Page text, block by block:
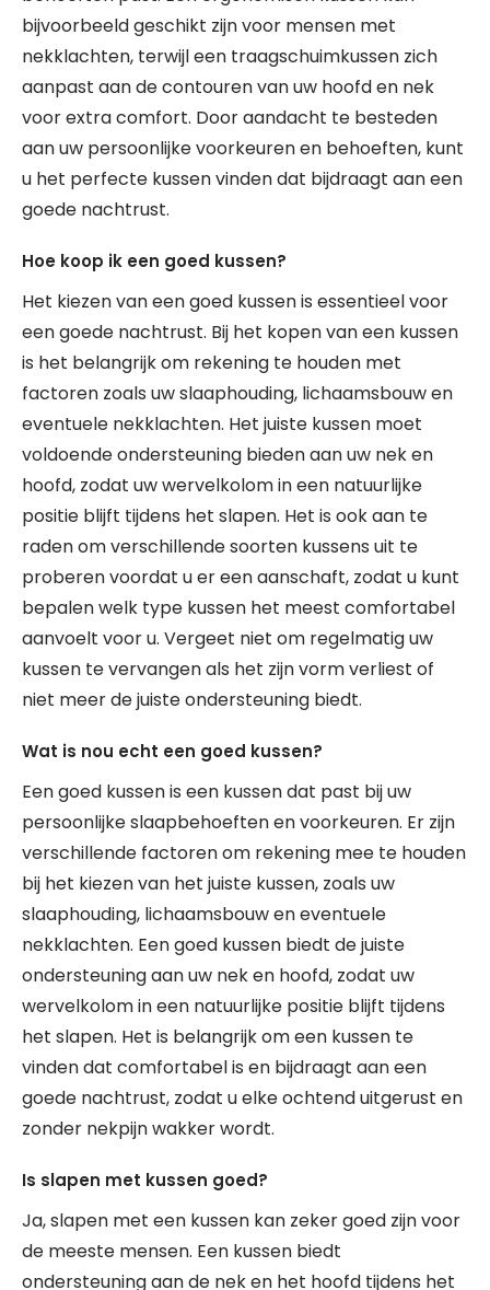
bijvoorbeeld geschikt zijn voor mensen met
nekklachten, terwijl een traagschuimkussen zich
aanpast aan de contouren van uw hoofd en nek
voor extra comfort. Door aandacht te besteden
aan uw persoonlijke voorkeuren en behoeften, kunt
u het perfecte kussen vinden dat bijdraagt aan een
goede nachtrust.
Hoe koop ik een goed kussen?
Het kiezen van een goed kussen is essentieel voor
een goede nachtrust. Bij het kopen van een kussen
is het belangrijk om rekening te houden met
factoren zoals uw slaaphouding, lichaamsbouw en
eventuele nekklachten. Het juiste kussen moet
voldoende ondersteuning bieden aan uw nek en
hoofd, zodat uw wervelkolom in een natuurlijke
positie blijft tijdens het slapen. Het is ook aan te
raden om verschillende soorten kussens uit te
proberen voordat u er een aanschaft, zodat u kunt
bepalen welk type kussen het meest comfortabel
aanvoelt voor u. Vergeet niet om regelmatig uw
kussen te vervangen als het zijn vorm verliest of
niet meer de juiste ondersteuning biedt.
Wat is nou echt een goed kussen?
Een goed kussen is een kussen dat past bij uw
persoonlijke slaapbehoeften en voorkeuren. Er zijn
verschillende factoren om rekening mee te houden
bij het kiezen van het juiste kussen, zoals uw
slaaphouding, lichaamsbouw en eventuele
nekklachten. Een goed kussen biedt de juiste
ondersteuning aan uw nek en hoofd, zodat uw
wervelkolom in een natuurlijke positie blijft tijdens
het slapen. Het is belangrijk om een kussen te
vinden dat comfortabel is en bijdraagt aan een
goede nachtrust, zodat u elke ochtend uitgerust en
zonder nekpijn wakker wordt.
Is slapen met kussen goed?
Ja, slapen met een kussen kan zeker goed zijn voor
de meeste mensen. Een kussen biedt
ondersteuning aan de nek en het hoofd tijdens het